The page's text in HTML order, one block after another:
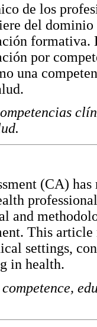
de los
del
formativa.
por
una
(CA)
and
This
settings,
in health.